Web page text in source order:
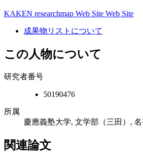
KAKEN researchmap Web Site Web Site
成果物リストについて
この人物について
研究者番号
50190476
所属
慶應義塾大学, 文学部（三田）,
関連論文